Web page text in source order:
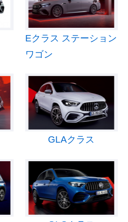
Eクラス ステーション
ワゴン
GLAクラス